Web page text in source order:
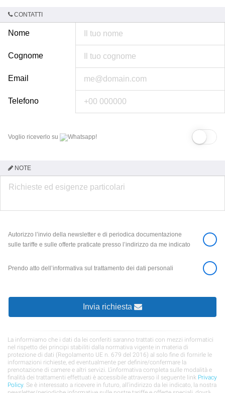
CONTATTI
Nome
Cognome
Email
Telefono
Voglio riceverlo su Whatsapp!
NOTE
Autorizzo l’invio della newsletter e di periodica documentazione
sulle tariffe e sulle offerte praticate presso l’indirizzo da me indicato
Prendo atto dell’informativa sul trattamento dei dati personali
Invia richiesta
La informiamo che i dati da lei conferiti saranno trattati con mezzi informatici
nel rispetto dei principi stabiliti dalla normativa vigente in materia di
protezione di dati (Regolamento UE n. 679 del 2016) al solo fine di fornirle le
informazioni richieste, ed eventualmente per definire/confermare la
prenotazione di camere e altri servizi. L’informativa completa sulle modalità e
finalità dei trattamenti effettuati è accessibile attraverso il seguente link Privacy
Policy. Se è interessato a ricevere in futuro, all’indirizzo da lei indicato, la nostra